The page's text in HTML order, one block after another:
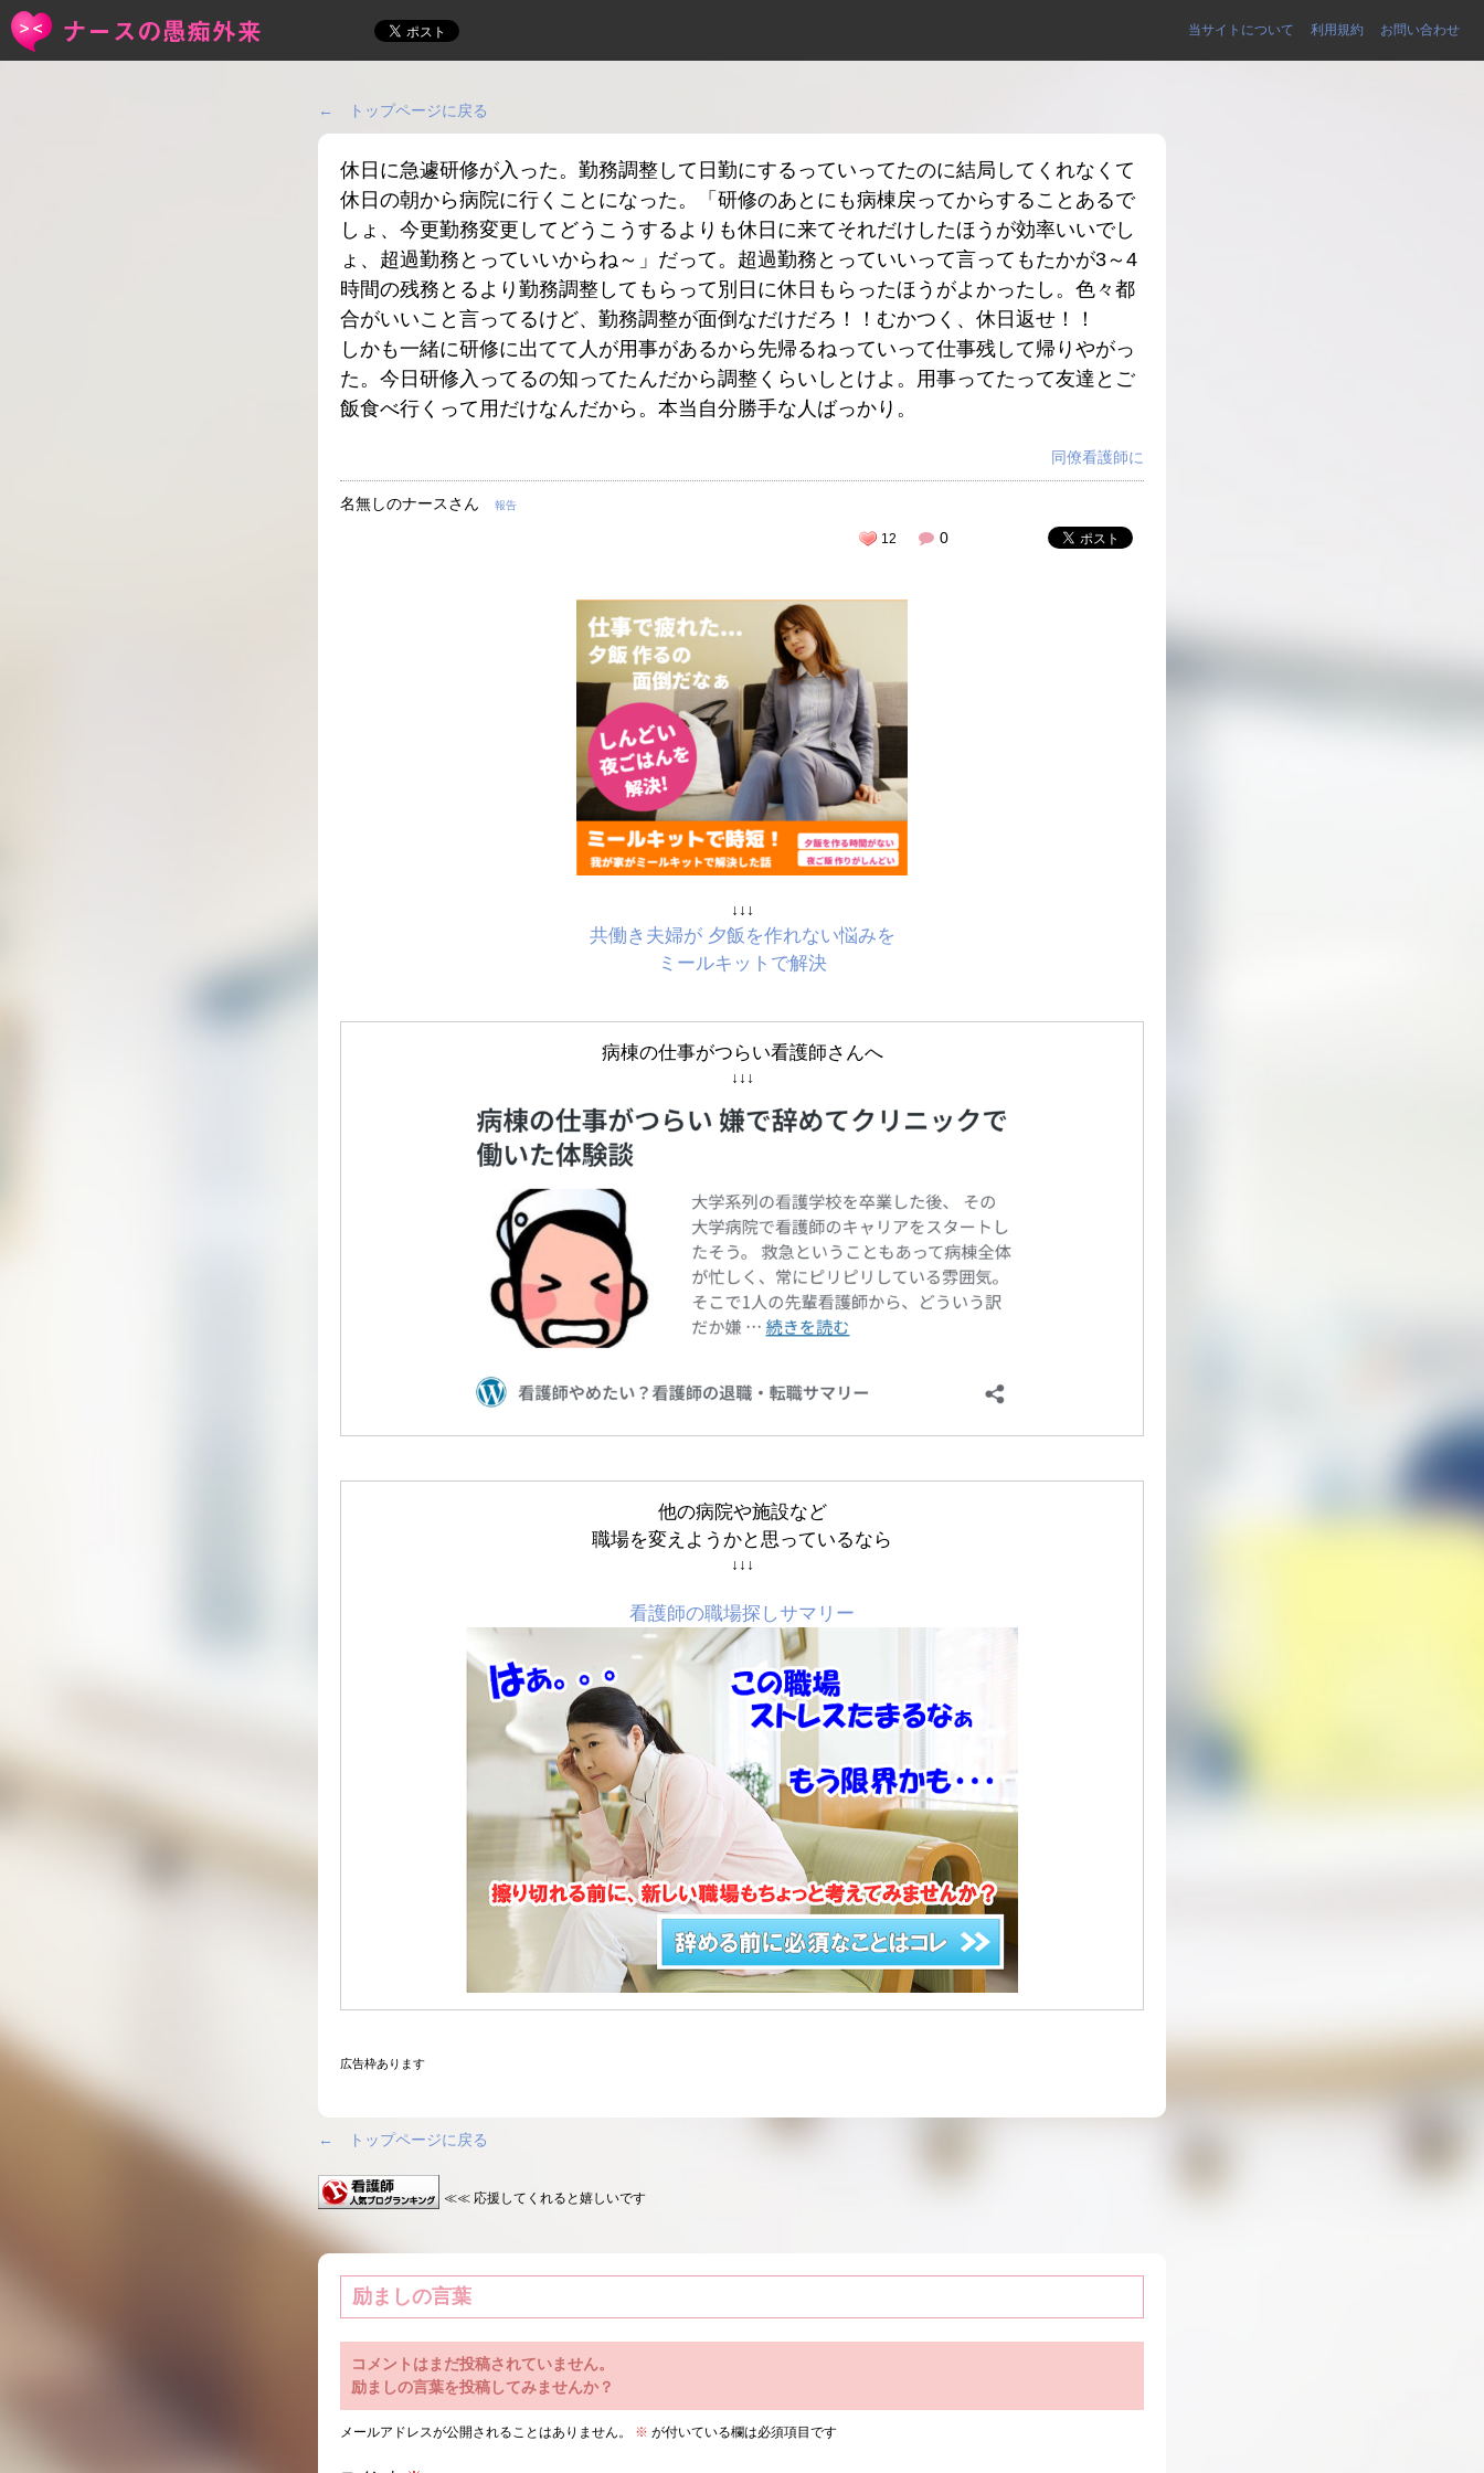
当サイトについて 利用規約 お問い合わせ
← トップページに戻る
休日に急遽研修が入った。勤務調整して日勤にするっていってたのに結局してくれなくて
休日の朝から病院に行くことになった。「研修のあとにも病棟戻ってからすることあるで
しょ、今更勤務変更してどうこうするよりも休日に来てそれだけしたほうが効率いいでし
ょ、超過勤務とっていいからね～」だって。超過勤務とっていいって言ってもたかが3～4
時間の残務とるより勤務調整してもらって別日に休日もらったほうがよかったし。色々都
合がいいこと言ってるけど、勤務調整が面倒なだけだろ！！むかつく、休日返せ！！
しかも一緒に研修に出てて人が用事があるから先帰るねっていって仕事残して帰りやがっ
た。今日研修入ってるの知ってたんだから調整くらいしとけよ。用事ってたって友達とご
飯食べ行くって用だけなんだから。本当自分勝手な人ばっかり。
同僚看護師に
名無しのナースさん 報告
0
12
↓↓↓
共働き夫婦が 夕飯を作れない悩みを
ミールキットで解決
病棟の仕事がつらい看護師さんへ
↓↓↓
他の病院や施設など
職場を変えようかと思っているなら
↓↓↓
看護師の職場探しサマリー
広告枠あります
← トップページに戻る
≪≪ 応援してくれると嬉しいです
励ましの言葉
コメントはまだ投稿されていません。
励ましの言葉を投稿してみませんか？
メールアドレスが公開されることはありません。 ※ が付いている欄は必須項目です